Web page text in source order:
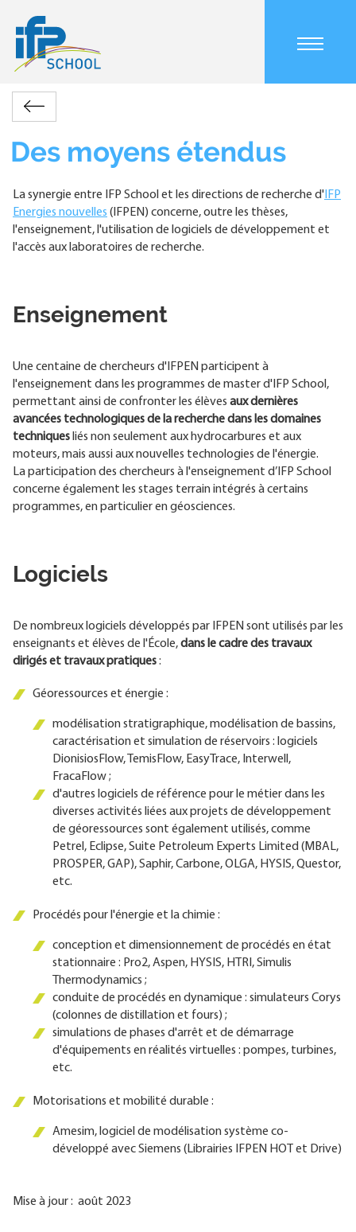
Main
navigation
mobile
Fil
d'Ariane
Retour
Des moyens étendus
La synergie entre IFP School et les directions de recherche d' IFP
Energies nouvelles (IFPEN) concerne, outre les thèses,
l'enseignement, l'utilisation de logiciels de développement et
l'accès aux laboratoires de recherche.
Enseignement
Une centaine de chercheurs d'IFPEN participent à
l'enseignement dans les programmes de master d'IFP School,
permettant ainsi de confronter les élèves aux dernières
avancées technologiques de la recherche dans les domaines
techniques liés non seulement aux hydrocarbures et aux
moteurs, mais aussi aux nouvelles technologies de l'énergie.
La participation des chercheurs à l'enseignement d’IFP School
concerne également les stages terrain intégrés à certains
programmes, en particulier en géosciences.
Logiciels
De nombreux logiciels développés par IFPEN sont utilisés par les
enseignants et élèves de l'École,dans le cadre des travaux
dirigés et travaux pratiques:
Géoressources et énergie :
modélisation stratigraphique, modélisation de bassins,
caractérisation et simulation de réservoirs : logiciels
DionisiosFlow, TemisFlow, EasyTrace, Interwell,
FracaFlow ;
d'autres logiciels de référence pour le métier dans les
diverses activités liées aux projets de développement
de géoressources sont également utilisés, comme
Petrel, Eclipse, Suite Petroleum Experts Limited (MBAL,
PROSPER, GAP), Saphir, Carbone, OLGA, HYSIS, Questor,
etc.
Procédés pour l'énergie et la chimie :
conception et dimensionnement de procédés en état
stationnaire : Pro2, Aspen, HYSIS, HTRI, Simulis
Thermodynamics ;
conduite de procédés en dynamique : simulateurs Corys
(colonnes de distillation et fours) ;
simulations de phases d'arrêt et de démarrage
d'équipements en réalités virtuelles : pompes, turbines,
etc.
Motorisations et mobilité durable :
Amesim, logiciel de modélisation système co-
développé avec Siemens (Librairies IFPEN HOT et Drive)
Mise à jour : août 2023